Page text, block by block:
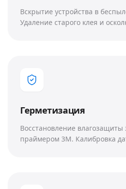
Вскрытие устройства в
Удаление старого клея и
Герметизация
Восстановление влагозащиты
праймером 3M. Калибровка